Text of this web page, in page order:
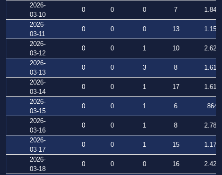
2026-
03-10
0 0 0 7
1.844
2026-
03-11
0 0 0 13
1.157
2026-
03-12
0 0 1 10
2.625
2026-
03-13
0 0 3 8
1.613
2026-
03-14
0 0 1 17
1.614
2026-
03-15
0 0 1 6
864
2026-
03-16
0 0 1 8
2.787
2026-
03-17
0 0 1 15
1.170
2026-
03-18
0 0 0 16
2.423